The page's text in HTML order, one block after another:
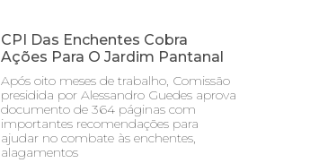
CPI Das Enchentes Cobra
Ações Para O Jardim Pantanal
Após oito meses de trabalho, Comissão
presidida por Alessandro Guedes aprova
documento de 364 páginas com
importantes recomendações para
ajudar no combate às enchentes,
alagamentos